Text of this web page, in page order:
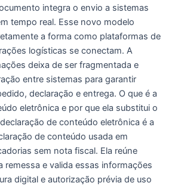
integra o envio a sistemas
tempo real. Esse novo modelo
a forma como plataformas de
logísticas se conectam. A
deixa de ser fragmentada e
entre sistemas para garantir
declaração e entrega. O que é a
eletrônica e por que ela substitui o
de conteúdo eletrônica é a
de conteúdo usada em
sem nota fiscal. Ela reúne
remessa e valida essas informações
digital e autorização prévia de uso